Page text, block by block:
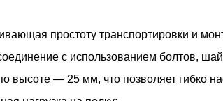
простоту транспортировки и
с использованием болтов,
высоте — 25 мм, что позволяет гибко